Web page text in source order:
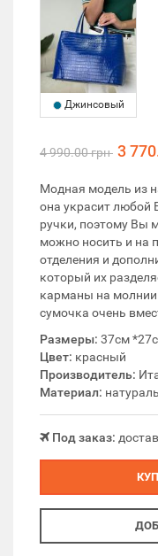
Джинсовый
4 990.00 грн 3
Модная модель из
она украсит любой
ручки, поэтому Вы
можно носить и на
отделения и
который их
карманы на молнии
сумочка очень
Размеры: 37см
Цвет: красный
Производитель:
Материал:
Под заказ: